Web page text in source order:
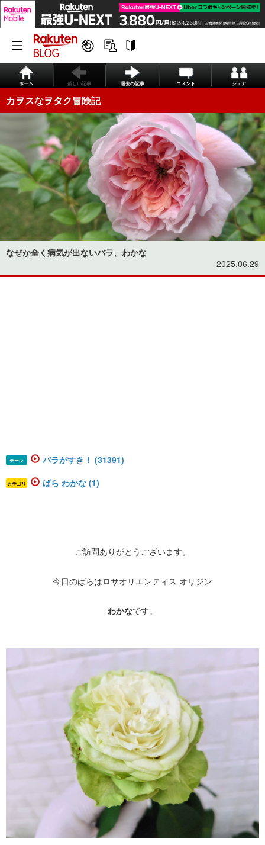
ホーム 新しい記事 過去の記事 コメント シェア
カヲスなヲタク冒険記
なぜか全く病気が出ないバラ、わかな
2025.06.29
テーマ バラがすき！ (31391)
カテゴリ ばら わかな (1)
ご訪問ありがとうございます。
今日のばらはロサオリエンティス オリジン
わかなです。